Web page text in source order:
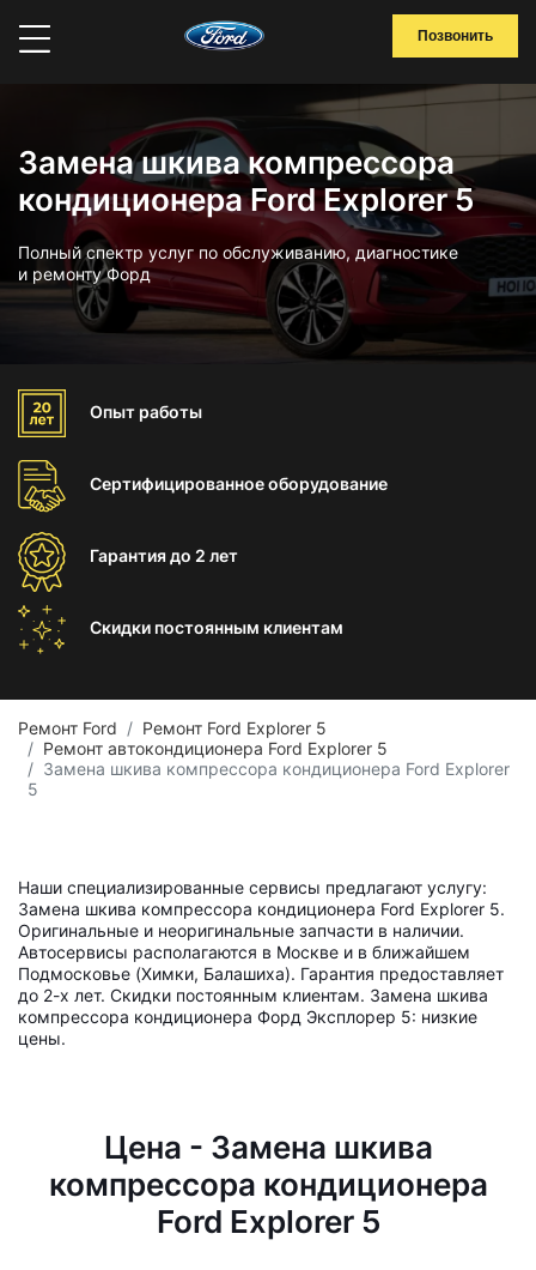
Позвонить
Замена шкива компрессора
кондиционера Ford Explorer 5
Полный спектр услуг по обслуживанию, диагностике
и ремонту Форд
Опыт работы
Сертифицированноеоборудование
Гарантиядо 2 лет
Скидки постоянным клиентам
Ремонт Ford
Ремонт Ford Explorer 5
Ремонт автокондиционера Ford Explorer 5
Замена шкива компрессора кондиционера Ford Explorer
5
Наши специализированные сервисы предлагают услугу:
Замена шкива компрессора кондиционера Ford Explorer 5.
Оригинальные и неоригинальные запчасти в наличии.
Автосервисы располагаются в Москве и в ближайшем
Подмосковье (Химки, Балашиха). Гарантия предоставляет
до 2-х лет. Скидки постоянным клиентам. Замена шкива
компрессора кондиционера Форд Эксплорер 5: низкие
цены.
Цена - Замена шкива
компрессора кондиционера
Ford Explorer 5